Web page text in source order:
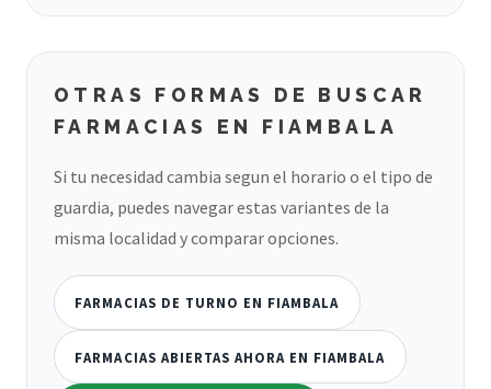
OTRAS FORMAS DE BUSCAR
FARMACIAS EN FIAMBALA
Si tu necesidad cambia segun el horario o el tipo de
guardia, puedes navegar estas variantes de la
misma localidad y comparar opciones.
FARMACIAS DE TURNO EN FIAMBALA
FARMACIAS ABIERTAS AHORA EN FIAMBALA